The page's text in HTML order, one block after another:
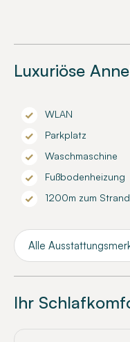
Luxuriöse
WLAN
Parkplatz
Waschmaschine
Fußbodenheizung
1200m zum Strand
Alle
Ihr